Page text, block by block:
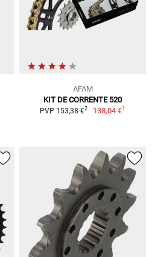
AFAM
KIT DE CORRENTE 520
PVP 153,38 €2 138,04 €1